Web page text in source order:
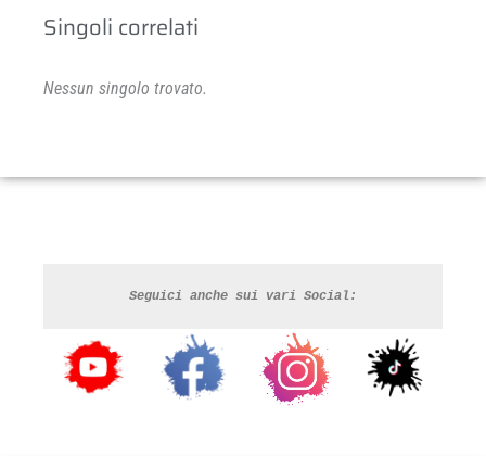
Singoli correlati
Nessun singolo trovato.
Seguici anche sui vari Social: